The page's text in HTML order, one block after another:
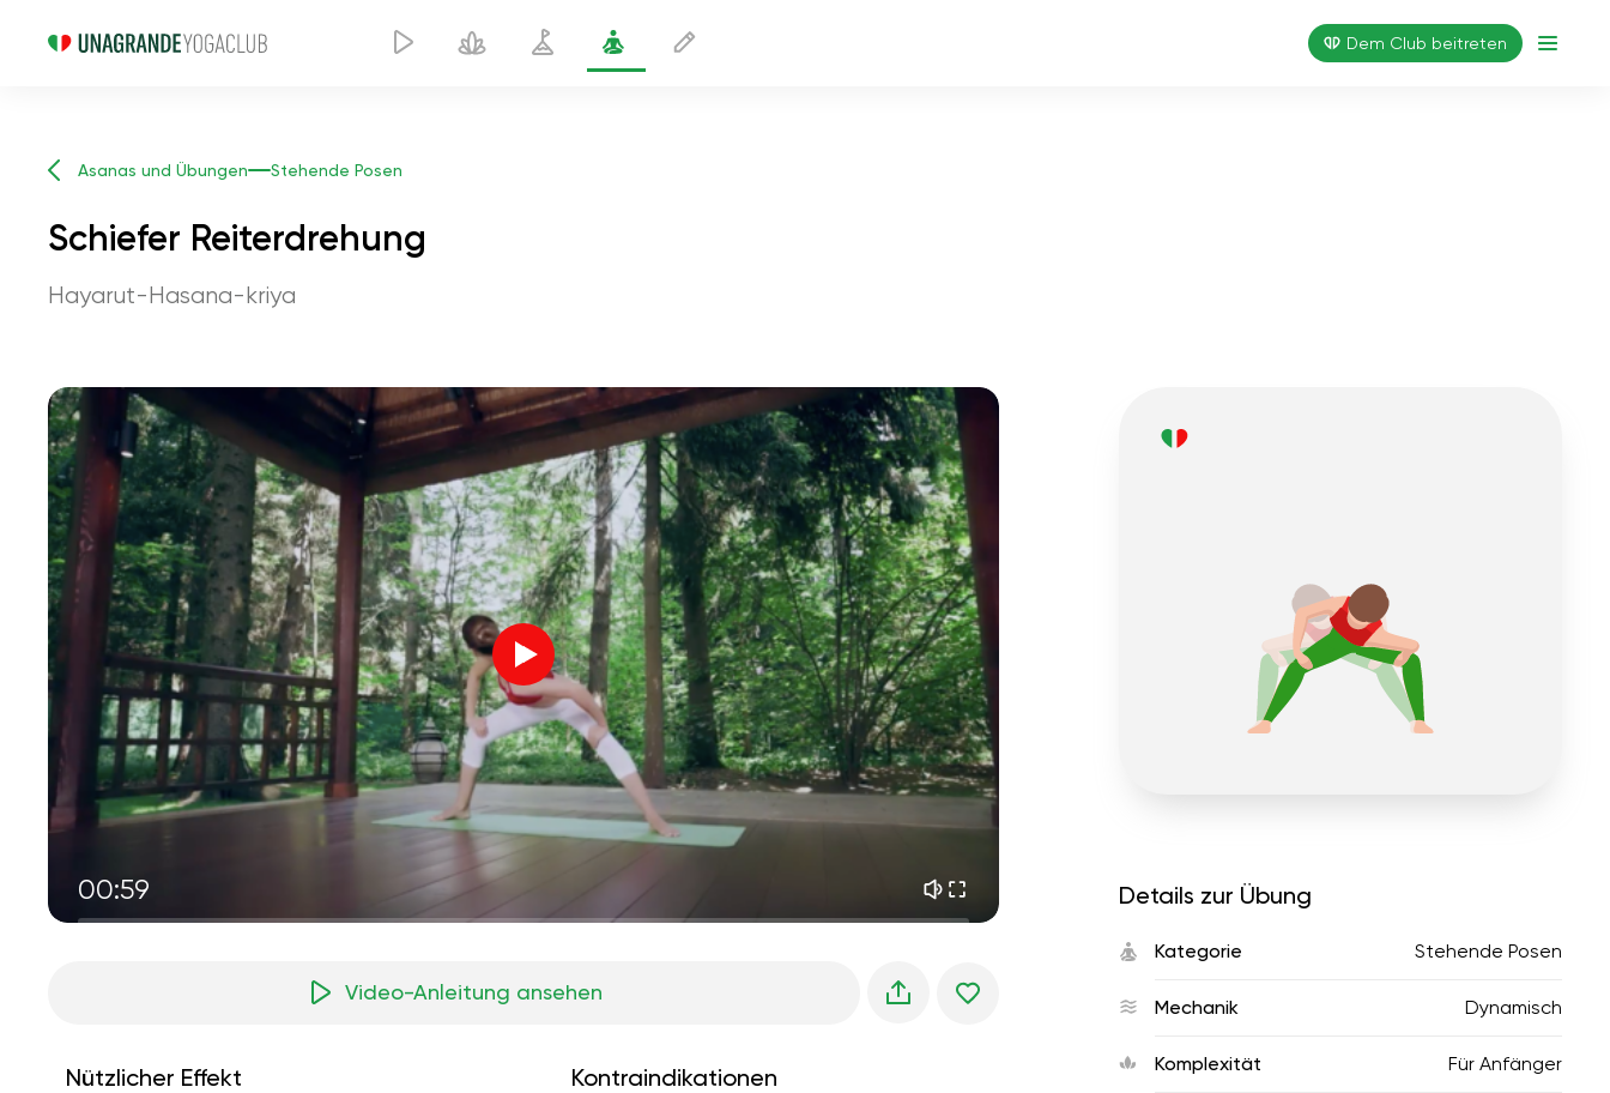
Dem Club beitreten
Asanas und Übungen Stehende Posen
Schiefer Reiterdrehung
Hayarut-Hasana-kriya
00:59
Instruktor-Stimme
flucht der seele 01:44
innerer frieden 01:27
morgenträume 01:34
waldkühlung 05:00
sommerregen 02:00
bergstille 02:00
seebrise 02:00
die stimme des winds 02:00
Video-Anleitung ansehen
Nützlicher Effekt Kontraindikationen
Details zur Übung
Kategorie Stehende Posen
Mechanik Dynamisch
Komplexität Für Anfänger